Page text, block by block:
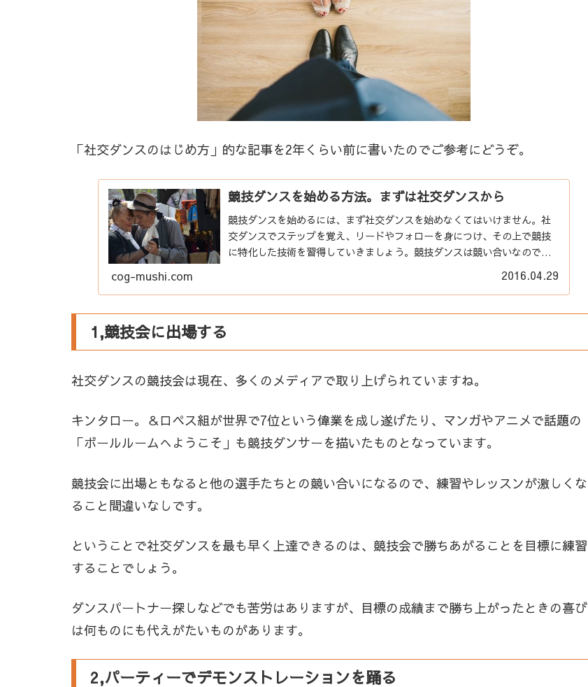
「社交ダンスのはじめ方」的な記事を2年くらい前に書いたのでご参考にどうぞ。
競技ダンスを始める方法。まずは社交ダンスから
競技ダンスを始めるには、まず社交ダンスを始めなくてはいけません。社
交ダンスでステップを覚え、リードやフォローを身につけ、その上で競技
に特化した技術を習得していきましょう。競技ダンスは競い合いなのです
cog-mushi.com 2016.04.29
1,競技会に出場する
社交ダンスの競技会は現在、多くのメディアで取り上げられていますね。
キンタロー。＆ロペス組が世界で7位という偉業を成し遂げたり、マンガやアニメで話題の
「ボールルームへようこそ」も競技ダンサーを描いたものとなっています。
競技会に出場ともなると他の選手たちとの競い合いになるので、練習やレッスンが激しくな
ること間違いなしです。
ということで社交ダンスを最も早く上達できるのは、競技会で勝ちあがることを目標に練習
することでしょう。
ダンスパートナー探しなどでも苦労はありますが、目標の成績まで勝ち上がったときの喜び
は何ものにも代えがたいものがあります。
2,パーティーでデモンストレーションを踊る